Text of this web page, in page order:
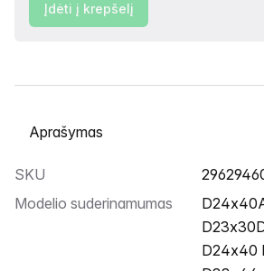
Įdėti į krepšelį
Pasirinkite skirtuką
SKU
Modelio suderinamumas
D24x40